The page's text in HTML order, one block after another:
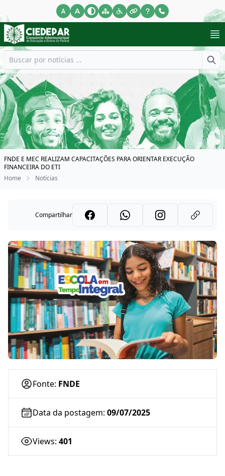
FNDE E MEC REALIZAM CAPACITAÇÕES PARA ORIENTAR EXECUÇÃO
FINANCEIRA DO ETI
Home
Notícias
Compartilhar
Fonte: FNDE
Data da postagem: 09/07/2025
Views: 401